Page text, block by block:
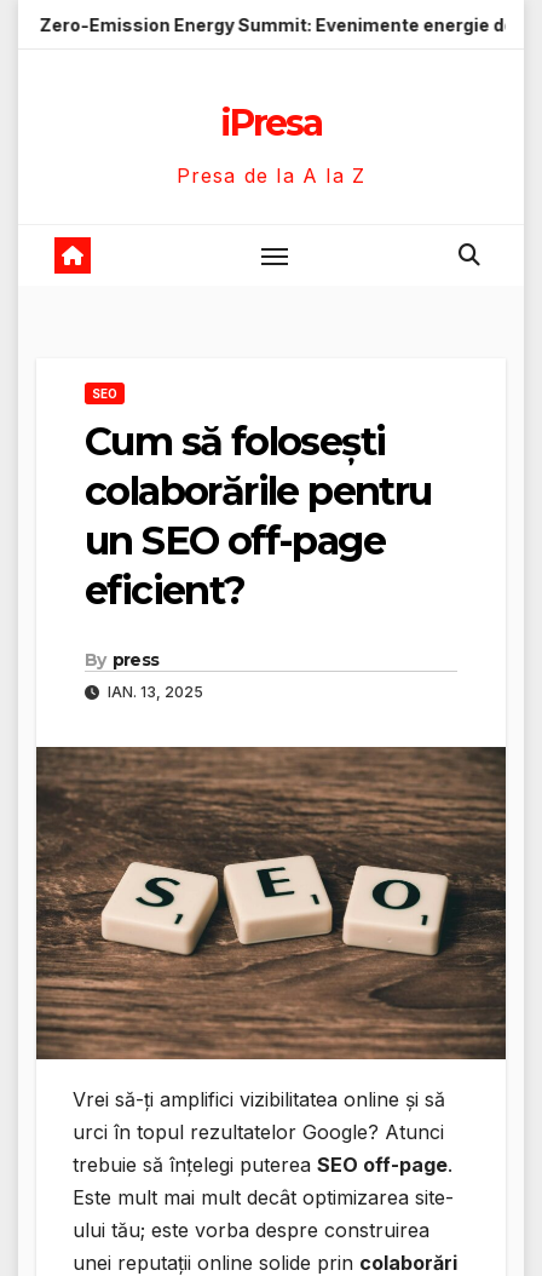
Energy Summit: Evenimente energie despre soluții cu
iPresa
Presa de la A la Z
SEO
Cum să folosești
colaborările pentru
un SEO off-page
eficient?
By press
IAN. 13, 2025
Vrei să-ți amplifici vizibilitatea online și să
urci în topul rezultatelor Google? Atunci
trebuie să înțelegi puterea SEO off-page.
Este mult mai mult decât optimizarea site-
ului tău; este vorba despre construirea
unei reputații online solide prin colaborări